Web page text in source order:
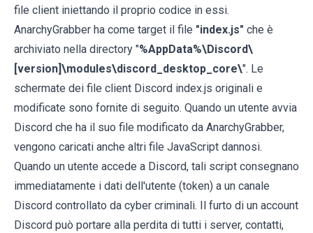
file client iniettando il proprio codice in essi.
AnarchyGrabber ha come target il file "index.js" che è
archiviato nella directory "%AppData%\Discord\
[version]\modules\discord_desktop_core\". Le
schermate dei file client Discord index.js originali e
modificate sono fornite di seguito. Quando un utente avvia
Discord che ha il suo file modificato da AnarchyGrabber,
vengono caricati anche altri file JavaScript dannosi.
Quando un utente accede a Discord, tali script consegnano
immediatamente i dati dell'utente (token) a un canale
Discord controllato da cyber criminali. Il furto di un account
Discord può portare alla perdita di tutti i server, contatti,